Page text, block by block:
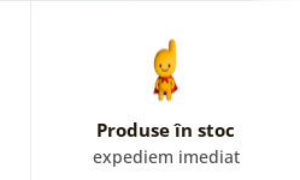
Produse în stoc
expediem imediat